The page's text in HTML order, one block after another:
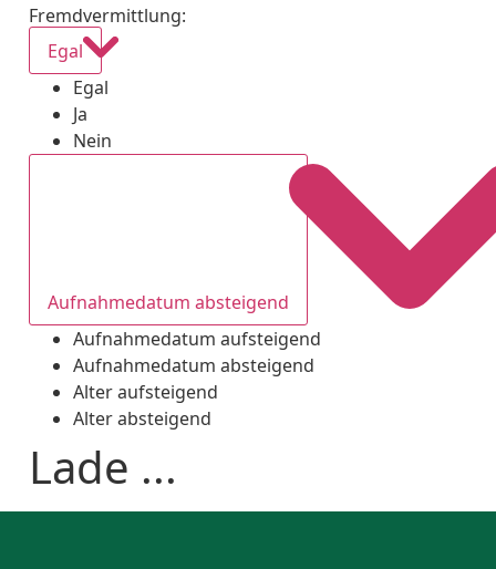
Fremdvermittlung:
Egal
Egal
Ja
Nein
Aufnahmedatum absteigend
Aufnahmedatum aufsteigend
Aufnahmedatum absteigend
Alter aufsteigend
Alter absteigend
Lade ...